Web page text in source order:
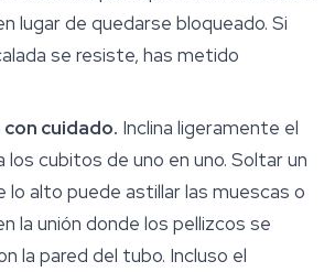
lugar de quedarse bloqueado. Si
se resiste, has metido
cuidado. Inclina ligeramente el
los cubitos de uno en uno. Soltar un
lo alto puede astillar las muescas o
la unión donde los pellizcos se
la pared del tubo. Incluso el